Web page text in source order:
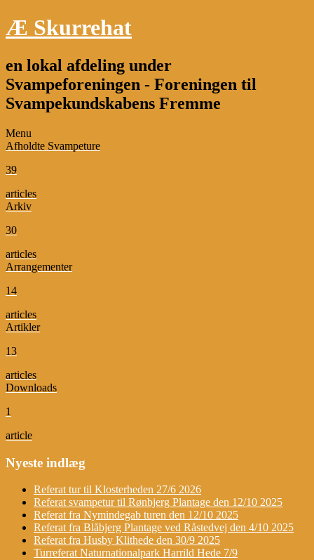
Æ Skurrehat
en lokal afdeling under
Svampeforeningen - Foreningen til
Svampekundskabens Fremme
Menu
Afholdte Svampeture
39
articles
Arkiv
30
articles
Arrangementer
14
articles
Artikler
13
articles
Downloads
1
article
Nyeste indlæg
Referat tur til Klosterheden 27/6 2026
Referat svampetur til Rønbjerg Plantage den 12/10 2025
Referat fra Nymindegab turen den 12/10 2025
Referat fra Blåbjerg Plantage ved Råstedvej den 4/10 2025
Referat fra Husby Klithede den 30/9 2025
Turreferat Naturnationalpark Harrild Hede 7/9